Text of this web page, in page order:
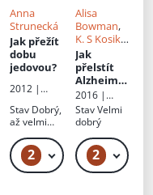
Anna
Strunecká
Jak přežít
dobu
jedovou?
2012 |
Stav Dobrý,
až velmi
2 49 Kč – 59 Kč
Alisa
Bowman,
K. S Kosik,
Př.Dana
Šimonová
Jak
přelstít
Alzheime
ra: co
můžete
udělat,
abyste
snížili
riziko
této
2016 |
Práh
StavVelmi
dobrý
2 219 Kč